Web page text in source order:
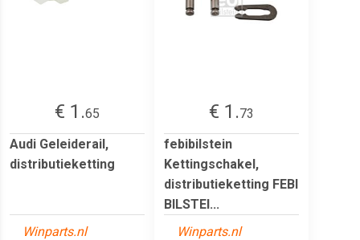
€ 1.65
Audi Geleiderail,
distributieketting
Winparts.nl
€ 1.73
febibilstein
Kettingschakel,
distributieketting FEBI
BILSTEI...
Winparts.nl